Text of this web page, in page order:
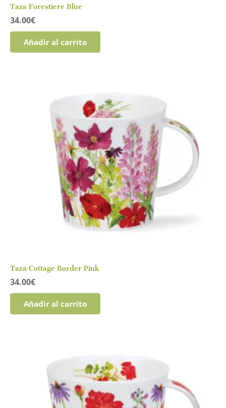
Taza Forestiere Blue
34.00€
Añadir al carrito
Taza Cottage Border Pink
34.00€
Añadir al carrito